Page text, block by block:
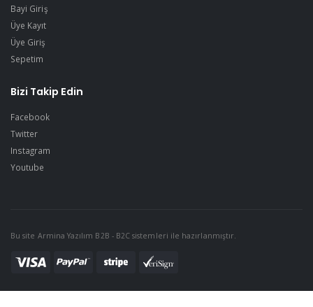
Bayi Giriş
Üye Kayıt
Üye Giriş
Sepetim
Bizi Takip Edin
Facebook
Twitter
Instagram
Youtube
Bu site Armina Yazılım B2B - B2C sistemleri ile hazırlanmıştır.